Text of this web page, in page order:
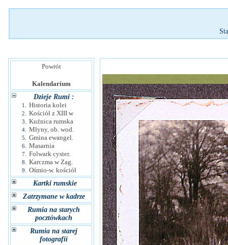
Powrót
Kalendarium
Dzieje Rumi :
1. Historia kolei
2. Kościół z XIII w
3. Kuźnica rumska
4. Młyny, ob. wod.
5. Gmina ewangel.
6. Masarnia
7. Folwark cyster.
8. Karczma w Zag.
9.
Ośmio-w. kościół
Kartki rumskie
Zatrzymane w kadrze
Rumia na starych
pocztówkach
Rumia na starej
fotografii